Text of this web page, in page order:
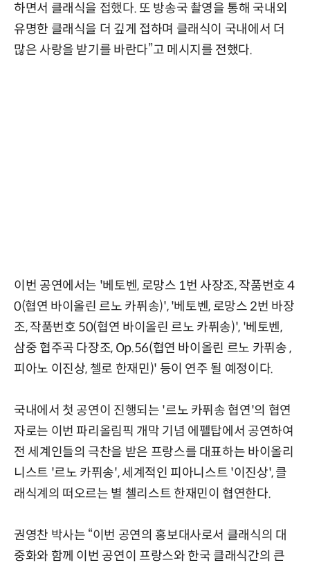
하면서 클래식을 접했다. 또 방송국 촬영을 통해 국내외
유명한 클래식을 더 깊게 접하며 클래식이 국내에서 더
많은 사랑을 받기를 바란다”고 메시지를 전했다.
이번 공연에서는 '베토벤, 로망스 1번 사장조, 작품번호 4
0(협연 바이올린 르노 카퓌송)', '베토벤, 로망스 2번 바장
조, 작품번호 50(협연 바이올린 르노 카퓌송)', '베토벤,
삼중 협주곡 다장조, Op.56(협연 바이올린 르노 카퓌송 ,
피아노 이진상, 첼로 한재민)' 등이 연주 될 예정이다.
국내에서 첫 공연이 진행되는 '르노 카퓌송 협연'의 협연
자로는 이번 파리올림픽 개막 기념 에펠탑에서 공연하여
전 세계인들의 극찬을 받은 프랑스를 대표하는 바이올리
니스트 '르노 카퓌송', 세계적인 피아니스트 '이진상', 클
래식계의 떠오르는 별 첼리스트 한재민이 협연한다.
권영찬 박사는 “이번 공연의 홍보대사로서 클래식의 대
중화와 함께 이번 공연이 프랑스와 한국 클래식간의 큰